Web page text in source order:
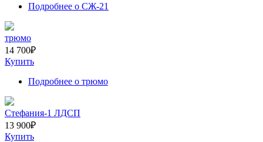
Подробнее о СЖ-21
трюмо
14 700₽
Купить
Подробнее о трюмо
Стефания-1 ЛДСП
13 900₽
Купить